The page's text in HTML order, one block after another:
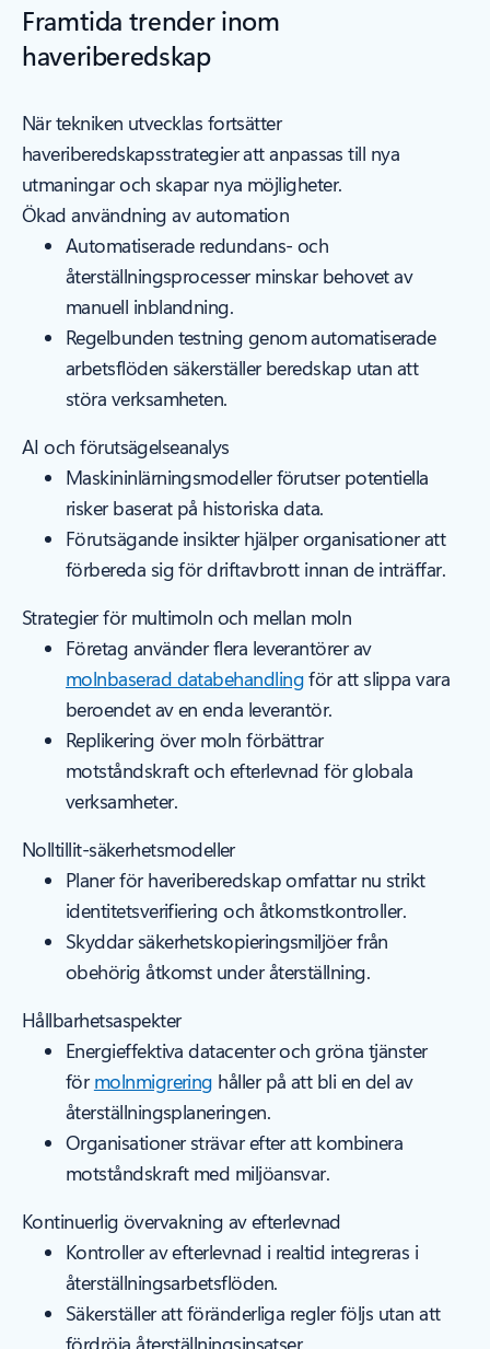
Framtida trender inom
haveriberedskap
När tekniken utvecklas fortsätter
haveriberedskapsstrategier att anpassas till nya
utmaningar och skapar nya möjligheter.
Ökad användning av automation
Automatiserade redundans- och
återställningsprocesser minskar behovet av
manuell inblandning.
Regelbunden testning genom automatiserade
arbetsflöden säkerställer beredskap utan att
störa verksamheten.
AI och förutsägelseanalys
Maskininlärningsmodeller förutser potentiella
risker baserat på historiska data.
Förutsägande insikter hjälper organisationer att
förbereda sig för driftavbrott innan de inträffar.
Strategier för multimoln och mellan moln
Företag använder flera leverantörer av
molnbaserad databehandlingför att slippa vara
beroendet av en enda leverantör.
Replikering över moln förbättrar
motståndskraft och efterlevnad för globala
verksamheter.
Nolltillit-säkerhetsmodeller
Planer för haveriberedskap omfattar nu strikt
identitetsverifiering och åtkomstkontroller.
Skyddar säkerhetskopieringsmiljöer från
obehörig åtkomst under återställning.
Hållbarhetsaspekter
Energieffektiva datacenter och gröna tjänster
förmolnmigrering håller på att bli en del av
återställningsplaneringen.
Organisationer strävar efter att kombinera
motståndskraft med miljöansvar.
Kontinuerlig övervakning av efterlevnad
Kontroller av efterlevnad i realtid integreras i
återställningsarbetsflöden.
Säkerställer att föränderliga regler följs utan att
fördröja återställningsinsatser.